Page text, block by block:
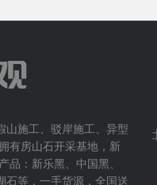
山施工、驳岸施工、异型
有房山石开采基地，新
品：新乐黑、中国黑、
石等，一手货源，全国送